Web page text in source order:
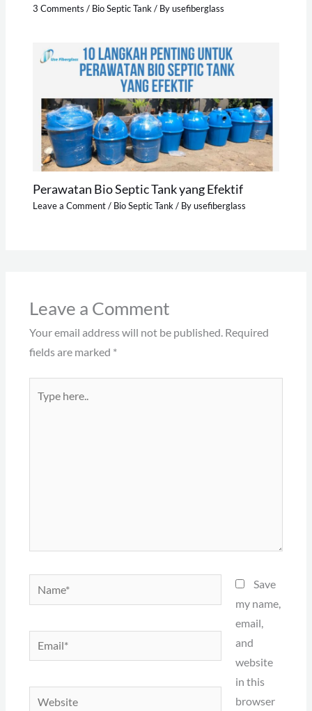
3 Comments / Bio Septic Tank/ Byusefiberglass
Perawatan Bio Septic Tank yang Efektif
Leave a Comment/ Bio Septic Tank/ Byusefiberglass
Leave a Comment
Your email address will not be published. Required
fields are marked *
here..
Name*
Email*
Website
Save
my name,
email,
and
website
in this
browser